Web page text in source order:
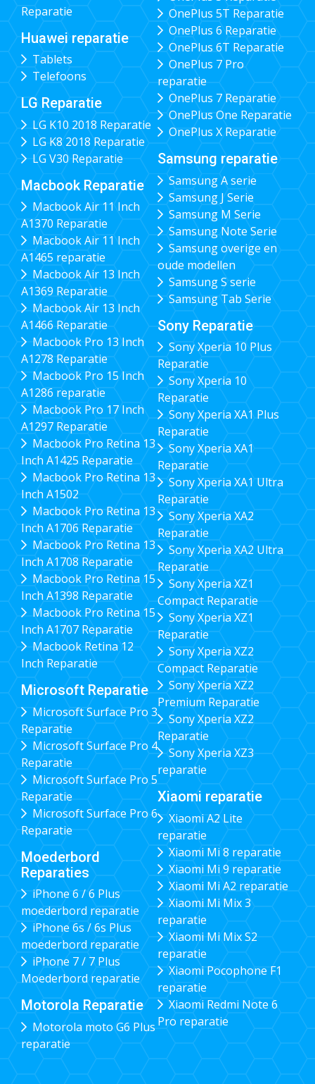
Reparatie
Huawei reparatie
Tablets
Telefoons
LG Reparatie
LG K10 2018 Reparatie
LG K8 2018 Reparatie
LG V30 Reparatie
Macbook Reparatie
Macbook Air 11 Inch
A1370 Reparatie
Macbook Air 11 Inch
A1465 reparatie
Macbook Air 13 Inch
A1369 Reparatie
Macbook Air 13 Inch
A1466 Reparatie
Macbook Pro 13 Inch
A1278 Reparatie
Macbook Pro 15 Inch
A1286 reparatie
Macbook Pro 17 Inch
A1297 Reparatie
Macbook Pro Retina 13
Inch A1425 Reparatie
Macbook Pro Retina 13
Inch A1502
Macbook Pro Retina 13
Inch A1706 Reparatie
Macbook Pro Retina 13
Inch A1708 Reparatie
Macbook Pro Retina 15
Inch A1398 Reparatie
Macbook Pro Retina 15
Inch A1707 Reparatie
Macbook Retina 12
Inch Reparatie
Microsoft Reparatie
Microsoft Surface Pro 3
Reparatie
Microsoft Surface Pro 4
Reparatie
Microsoft Surface Pro 5
Reparatie
Microsoft Surface Pro 6
Reparatie
Moederbord
Reparaties
iPhone 6 / 6 Plus
moederbord reparatie
iPhone 6s / 6s Plus
moederbord reparatie
iPhone 7 / 7 Plus
Moederbord reparatie
Motorola Reparatie
Motorola moto G6 Plus
reparatie
OnePlus 5T Reparatie
OnePlus 6 Reparatie
OnePlus 6T Reparatie
OnePlus 7 Pro
reparatie
OnePlus 7 Reparatie
OnePlus One Reparatie
OnePlus X Reparatie
Samsung reparatie
Samsung A serie
Samsung J Serie
Samsung M Serie
Samsung Note Serie
Samsung overige en
oude modellen
Samsung S serie
Samsung Tab Serie
Sony Reparatie
Sony Xperia 10 Plus
Reparatie
Sony Xperia 10
Reparatie
Sony Xperia XA1 Plus
Reparatie
Sony Xperia XA1
Reparatie
Sony Xperia XA1 Ultra
Reparatie
Sony Xperia XA2
Reparatie
Sony Xperia XA2 Ultra
Reparatie
Sony Xperia XZ1
Compact Reparatie
Sony Xperia XZ1
Reparatie
Sony Xperia XZ2
Compact Reparatie
Sony Xperia XZ2
Premium Reparatie
Sony Xperia XZ2
Reparatie
Sony Xperia XZ3
reparatie
Xiaomi reparatie
Xiaomi A2 Lite
reparatie
Xiaomi Mi 8 reparatie
Xiaomi Mi 9 reparatie
Xiaomi Mi A2 reparatie
Xiaomi Mi Mix 3
reparatie
Xiaomi Mi Mix S2
reparatie
Xiaomi Pocophone F1
reparatie
Xiaomi Redmi Note 6
Pro reparatie